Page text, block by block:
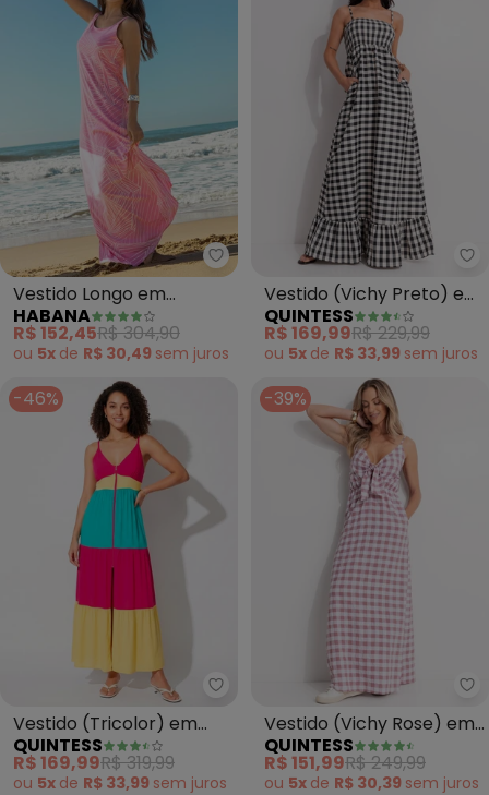
Vestido Longo em
Viscose (Rosa)
HABANA
R$ 152,45R$ 304,90
ou 5x de R$ 30,49 sem juros
Vestido (Vichy Preto) em
Tecido Plano
QUINTESS
R$ 169,99R$ 229,99
ou 5x de R$ 33,99 sem juros
-46%
Quintess - Vestido (Tricolor)
Vestido (Tricolor) em
Viscose Plana
QUINTESS
R$ 169,99R$ 319,99
ou 5x de R$ 33,99 sem juros
-39%
Vestido (Vichy Rose) em
Tecido Plano Xadrez
Efeito
QUINTESS
R$ 151,99R$ 249,99
ou 5x de R$ 30,39 sem juros